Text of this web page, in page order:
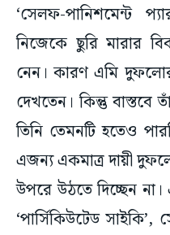
‘সেলফ-পানিশমেন্ট
নিজেকে ছুরি মারার
নেন। কারণ এমি
দেখতেন। কিন্তু বাস্তবে
তিনি তেমনটি হতেও
এজন্য একমাত্র দায়ী
উপরে উঠতে দিচ্ছেন
‘পার্সিকিউটেড